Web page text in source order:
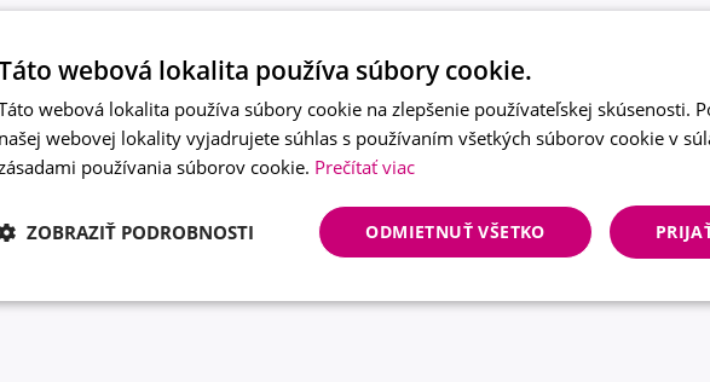
webová lokalita používa súbory cookie.
webová lokalita používa súbory cookie na zlepšenie používateľskej skúsenosti.
našej webovej lokality vyjadrujete súhlas s používaním všetkých súborov cookie v
používania súborov cookie. Prečítať viac
ODMIETNUŤ VŠETKO
ZOBRAZIŤ PODROBNOSTI